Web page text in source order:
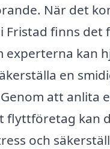
När det
finns det
experterna kan
en
att anlita
flyttföretag kan
och